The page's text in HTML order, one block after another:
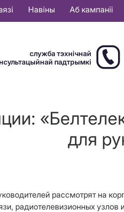
Навіны Аб кампаніі
служба тэхнічнай
падтрымкі
для
рассмотрят на
радиотелевизионных